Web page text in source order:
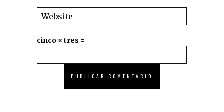
cinco × tres =